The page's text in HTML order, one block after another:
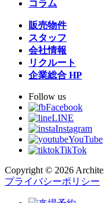
コラム
販売物件
スタッフ
会社情報
リクルート
企業総合 HP
Follow us
Facebook
LINE
Instagram
YouTube
TikTok
Copyright © 2026
プライバシーポリシー